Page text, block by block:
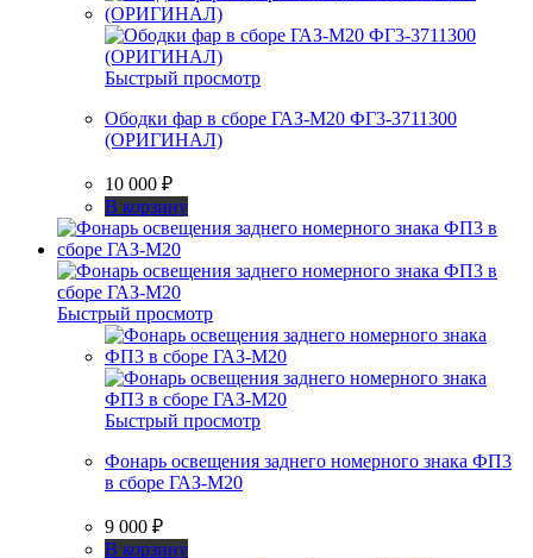
Быстрый просмотр
Ободки фар в сборе ГАЗ-М20 ФГ3-3711300
(ОРИГИНАЛ)
10 000 ₽
В корзину
Быстрый просмотр
Быстрый просмотр
Фонарь освещения заднего номерного знака ФП3
в сборе ГАЗ-М20
9 000 ₽
В корзину